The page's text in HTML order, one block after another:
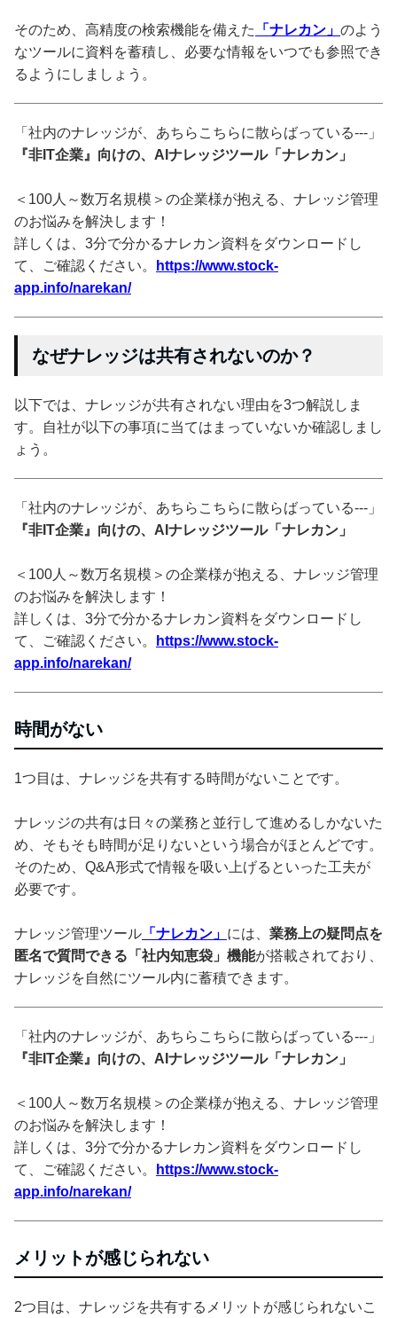
そのため、高精度の検索機能を備えた 「ナレカン」 のよう
なツールに資料を蓄積し、必要な情報をいつでも参照でき
るようにしましょう。
「社内のナレッジが、あちらこちらに散らばっている---」
『非IT企業』向けの、AIナレッジツール「ナレカン」
＜100人～数万名規模＞の企業様が抱える、ナレッジ管理
のお悩みを解決します！
詳しくは、3分で分かるナレカン資料をダウンロードし
て、ご確認ください。
https://www.stock-
app.info/narekan/
なぜナレッジは共有されないのか？
以下では、ナレッジが共有されない理由を3つ解説しま
す。自社が以下の事項に当てはまっていないか確認しまし
ょう。
「社内のナレッジが、あちらこちらに散らばっている---」
『非IT企業』向けの、AIナレッジツール「ナレカン」
＜100人～数万名規模＞の企業様が抱える、ナレッジ管理
のお悩みを解決します！
詳しくは、3分で分かるナレカン資料をダウンロードし
て、ご確認ください。
https://www.stock-
app.info/narekan/
時間がない
1つ目は、ナレッジを共有する時間がないことです。
ナレッジの共有は日々の業務と並行して進めるしかないた
め、そもそも時間が足りないという場合がほとんどです。
そのため、Q&A形式で情報を吸い上げるといった工夫が
必要です。
ナレッジ管理ツール 「ナレカン」 には、 業務上の疑問点を
匿名で質問できる「社内知恵袋」機能が搭載されており、
ナレッジを自然にツール内に蓄積できます。
「社内のナレッジが、あちらこちらに散らばっている---」
『非IT企業』向けの、AIナレッジツール「ナレカン」
＜100人～数万名規模＞の企業様が抱える、ナレッジ管理
のお悩みを解決します！
詳しくは、3分で分かるナレカン資料をダウンロードし
て、ご確認ください。
https://www.stock-
app.info/narekan/
メリットが感じられない
2つ目は、ナレッジを共有するメリットが感じられないこ